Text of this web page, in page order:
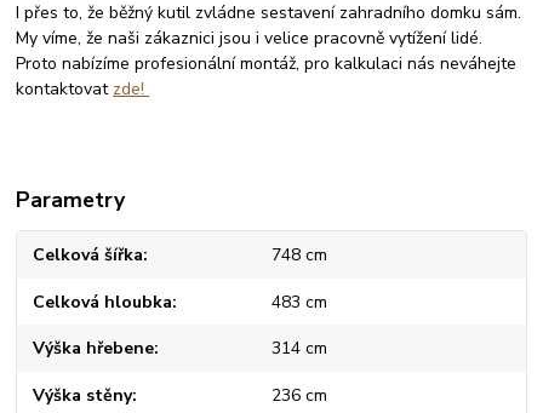
I přes to, že běžný kutil zvládne sestavení zahradního domku sám.
My víme, že naši zákaznici jsou i velice pracovně vytížení lidé.
Proto nabízíme profesionální montáž, pro kalkulaci nás neváhejte
kontaktovat zde!
Parametry
Celková šířka 748 cm
Celková hloubka 483 cm
Výška hřebene 314 cm
Výška stěny 236 cm